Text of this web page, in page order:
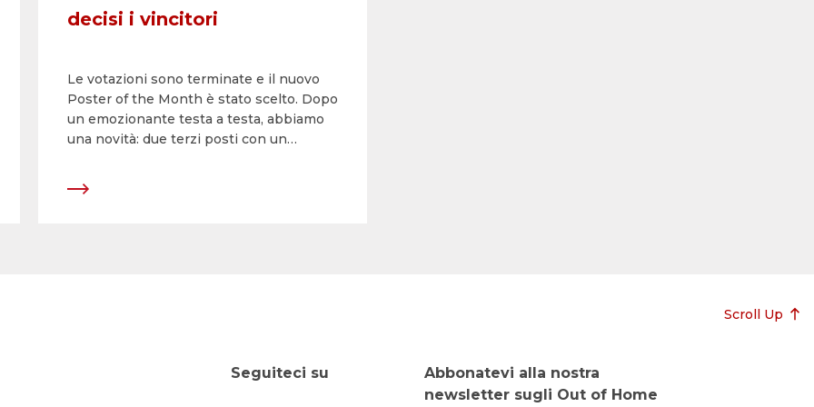
decisi i vincitori
Le votazioni sono terminate e il nuovo
Poster of the Month è stato scelto. Dopo
un emozionante testa a testa, abbiamo
una novità: due terzi posti con un
argento e bronzo.
Scroll Up
Seguiteci su
Abbonatevi alla nostra
newsletter sugli Out of Home